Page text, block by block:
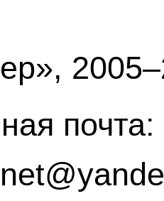
почта: